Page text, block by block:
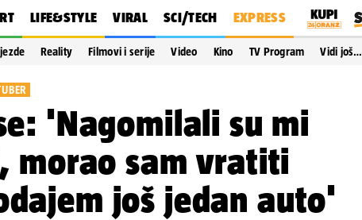
LIFE&STYLE VIRAL SCI/TECH EXPRESS
Reality Filmovi i serije Video Kino TV Program Vidi još…
'Nagomilali su mi
morao sam vratiti
još jedan auto'